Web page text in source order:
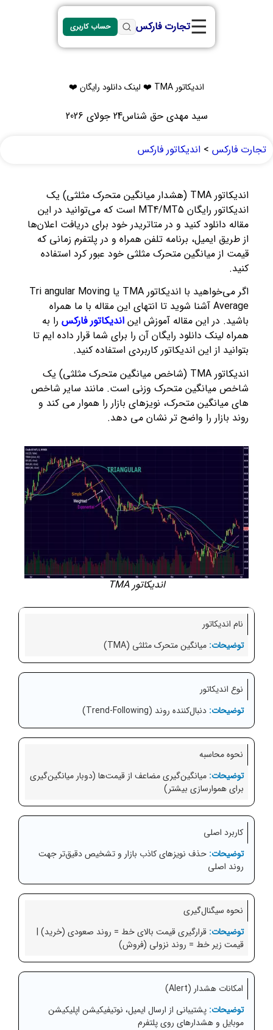
☰تجارت فارکس حساب کاربری
اندیکاتور TMA ❤️ لینک دانلود رایگان ❤️
سید مهدی حق شناس24 جولای 2026
تجارت فارکس > اندیکاتور فارکس
اندیکاتور TMA (هشدار میانگین متحرک مثلثی) یک
اندیکاتور رایگان MT4/MT5 است که می‌توانید در این
مقاله دانلود کنید و در متاتریدر خود برای دریافت اعلان‌ها
از طریق ایمیل، برنامه تلفن همراه و در پلتفرم زمانی که
قیمت از میانگین متحرک مثلثی خود عبور کرد استفاده
کنید.
اگر می‌خواهید با اندیکاتور TMA یا Tri angular Moving
Average آشنا شوید تا انتهای این مقاله با ما همراه
باشید. در این مقاله آموزش این اندیکاتور فارکس را به
همراه لینک دانلود رایگان آن را برای شما قرار داده ایم تا
بتوانید از این اندیکاتور کاربردی استفاده کنید.
اندیکاتور TMA (شاخص میانگین متحرک مثلثی) یک
شاخص میانگین متحرک وزنی است. مانند سایر شاخص
های میانگین متحرک، نویزهای بازار را هموار می کند و
روند بازار را واضح تر نشان می دهد.
اندیکاتور TMA
نام اندیکاتور
میانگین متحرک مثلثی (TMA)
نوع اندیکاتور
دنبال‌کننده روند (Trend-Following)
نحوه محاسبه
میانگین‌گیری مضاعف از قیمت‌ها (دوبار میانگین‌گیری
برای هموارسازی بیشتر)
کاربرد اصلی
حذف نویزهای کاذب بازار و تشخیص دقیق‌تر جهت
روند اصلی
نحوه سیگنال‌گیری
قرارگیری قیمت بالای خط = روند صعودی (خرید) |
قیمت زیر خط = روند نزولی (فروش)
امکانات هشدار (Alert)
پشتیبانی از ارسال ایمیل، نوتیفیکیشن اپلیکیشن
موبایل و هشدارهای روی پلتفرم